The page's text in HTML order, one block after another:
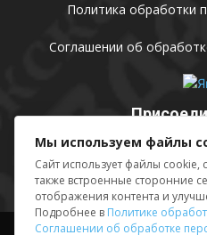
Политика обработки
Соглашении об
Мы используем файлы
Сайт использует файлы cookie,
также встроенные сторонние
отображения контента и
Подробнее в Политике
Соглашении об обработке